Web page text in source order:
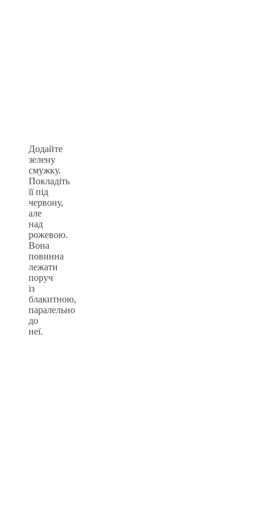
Додайте
зелену
смужку.
Покладіть
її під
червону,
але
над
рожевою.
Вона
повинна
лежати
поруч
із
блакитною,
паралельно
до
неї.